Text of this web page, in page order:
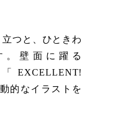
つと、ひときわ
。壁面に躍る
EXCELLENT!
的なイラストを